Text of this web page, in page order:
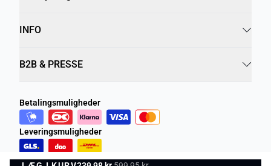
INFO
B2B & PRESSE
Betalingsmuligheder
Leveringsmuligheder